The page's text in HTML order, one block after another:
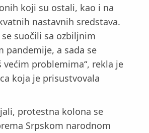
koji su ostali, kao i na
nastavnih sredstava.
se suočili sa ozbiljnim
pandemije, a sada se
većim problemima“, rekla je
koja je prisustvovala
protestna kolona se
Srpskom narodnom